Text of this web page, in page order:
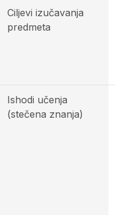
Ciljevi izučavanja
predmeta
Ishodi učenja
(stečena znanja)